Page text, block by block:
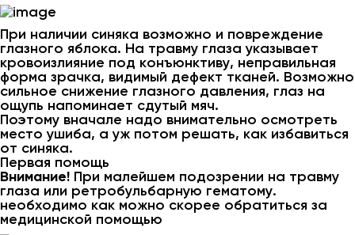
При наличии синяка возможно и повреждение
глазного яблока. На травму глаза указывает
кровоизлияние под конъюнктиву, неправильная
форма зрачка, видимый дефект тканей. Возможно
сильное снижение глазного давления, глаз на
ощупь напоминает сдутый мяч.
Поэтому вначале надо внимательно осмотреть
место ушиба, а уж потом решать, как избавиться
от синяка.
Первая помощь
Внимание! При малейшем подозрении на травму
глаза или ретробульбарную гематому.
необходимо как можно скорее обратиться за
медицинской помощью